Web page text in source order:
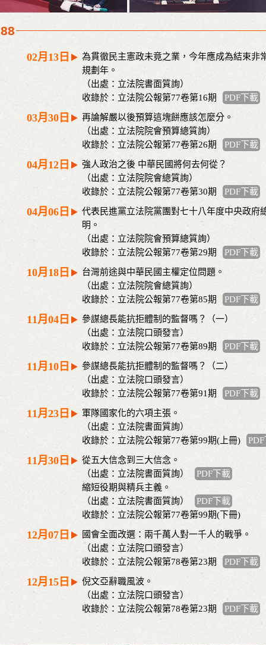
02月13日
為貫徹民主憲政未竟之業，今年應成為結束非
規劃年。
（出處：立法院書面質詢）
收錄於：立法院公報第77卷第16期
PDF下載
03月30日
再論解嚴以後預算這塊餅應該怎麼分。
（出處：立法院院會預算總質詢）
收錄於：立法院公報第77卷第26期
PDF下載
04月12日
強人政治之後 中華民國將何去何從？
（出處：立法院院會總質詢）
收錄於：立法院公報第77卷第30期
PDF下載
04月06日
代表民進黨立法院黨團對七十八年度中央政府
明。
（出處：立法院院會預算總質詢）
收錄於：立法院公報第77卷第29期
PDF下載
10月18日
台灣前途與中華民國主權定位問題。
（出處：立法院院會總質詢）
收錄於：立法院公報第77卷第85期
PDF下載
11月04日
參謀總長能抗拒體制的監督嗎？（一）
（出處：立法院口頭發言）
收錄於：立法院公報第77卷第89期
PDF下載
11月10日
參謀總長能抗拒體制的監督嗎？（二）
（出處：立法院口頭發言）
收錄於：立法院公報第77卷第91期
PDF下載
11月23日
軍隊國家化的六項主張。
（出處：立法院書面質詢）
收錄於：立法院公報第77卷第99期(上冊)
11月30日
從五大信念到三大信念。
（出處：立法院書面質詢）
PDF下載
縮短役期與精兵主義。
（出處：立法院書面質詢）
PDF下載
收錄於：立法院公報第77卷第99期(下冊)
12月07日
國會全面改選：兩千萬人對一千人的戰爭。
（出處：立法院口頭發言）
收錄於：立法院公報第78卷第23期
PDF下載
12月15日
倪文亞辭職風波。
（出處：立法院口頭發言）
收錄於：立法院公報第78卷第23期
PDF下載